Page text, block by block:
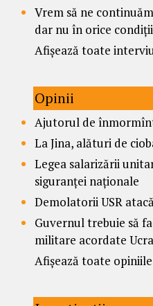
Vrem să ne
dar nu în orice condiții
Afișează toate
Opinii
Ajutorul de
La Jina, alături de
Legea salarizării
siguranței naționale
Demolatorii USR
Guvernul trebuie să
militare acordate
Afișează toate opiniile